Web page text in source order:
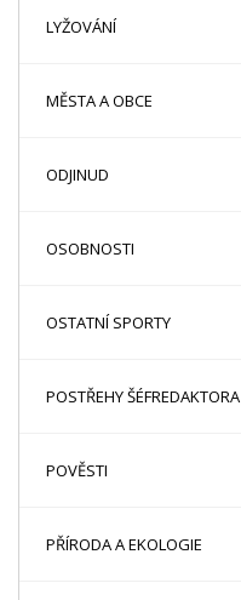
LYŽOVÁNÍ
MĚSTA A OBCE
ODJINUD
OSOBNOSTI
OSTATNÍ SPORTY
POSTŘEHY ŠÉFREDAKTORA
POVĚSTI
PŘÍRODA A EKOLOGIE